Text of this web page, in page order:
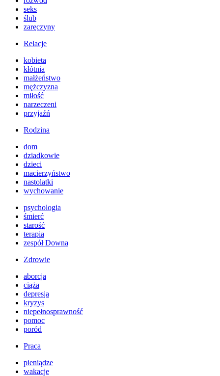
seks
ślub
zaręczyny
Relacje
kobieta
kłótnia
małżeństwo
mężczyzna
miłość
narzeczeni
przyjaźń
Rodzina
dom
dziadkowie
dzieci
macierzyństwo
nastolatki
wychowanie
psychologia
śmierć
starość
terapia
zespół Downa
Zdrowie
aborcja
ciąża
depresja
kryzys
niepełnosprawność
pomoc
poród
Praca
pieniądze
wakacje